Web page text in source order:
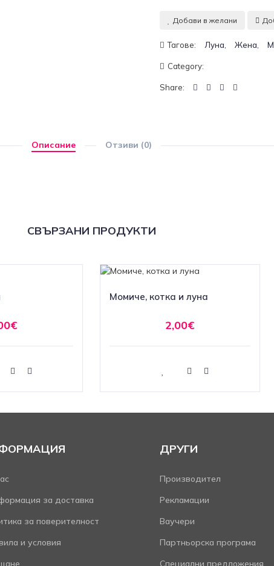
Добави в желани
Тагове: Луна, Жена,
Category:
Share:
Описание Отзиви (0)
СВЪРЗАНИ ПРОДУКТИ
Момиче, котка и луна
2,00€
Купи
за доставка
за поверителност
и условия
ДРУГИ
Производител
Рекламации
Ваучери
Партньорска програма
Специални предложения